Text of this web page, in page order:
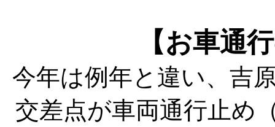
【お車通
今年は例年と違い、吉
交差点が車両通行止め